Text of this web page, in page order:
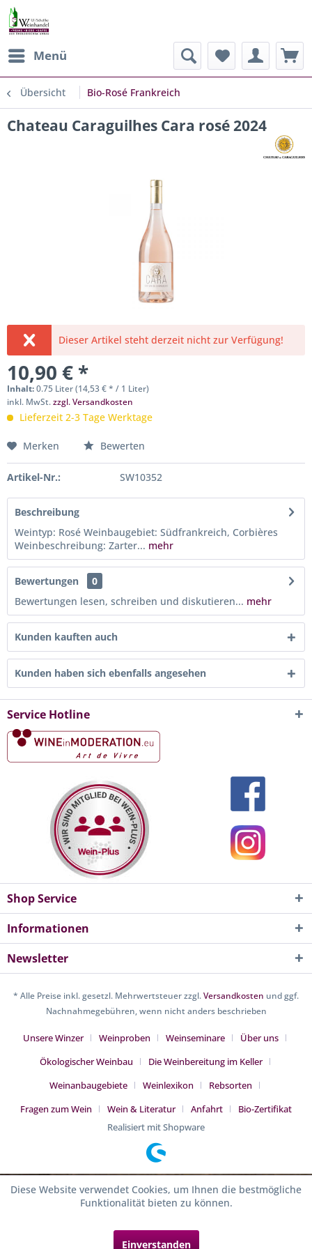
Menü
Übersicht Bio-Rosé Frankreich
Chateau Caraguilhes Cara rosé 2024
Dieser Artikel steht derzeit nicht zur Verfügung!
10,90 € *
Inhalt:0.75 Liter (14,53 € * / 1 Liter)
inkl. MwSt.zzgl. Versandkosten
Lieferzeit 2-3 Tage Werktage
Merken Bewerten
Artikel-Nr.: SW10352
Beschreibung
Weintyp: Rosé Weinbaugebiet: Südfrankreich, Corbières
Weinbeschreibung: Zarter... mehr
Bewertungen
0
Bewertungen lesen, schreiben und diskutieren... mehr
Kunden kauften auch
Kunden haben sich ebenfalls angesehen
Service Hotline
Shop Service
Informationen
Newsletter
* Alle Preise inkl. gesetzl. Mehrwertsteuer zzgl.Versandkosten und ggf.
Nachnahmegebühren, wenn nicht anders beschrieben
Unsere Winzer Weinproben Weinseminare
Über uns
Ökologischer Weinbau
Die Weinbereitung im Keller
Weinanbaugebiete
Weinlexikon
Rebsorten
Fragen zum Wein
Wein & Literatur Anfahrt
Bio-Zertifikat
Realisiert mit Shopware
Diese Website verwendet Cookies, um Ihnen die bestmögliche
Funktionalität bieten zu können.
Einverstanden